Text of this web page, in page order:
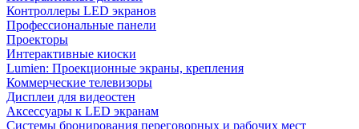
Контроллеры LED экранов
Профессиональные панели
Проекторы
Интерактивные киоски
Lumien: Проекционные экраны, крепления
Коммерческие телевизоры
Дисплеи для видеостен
Аксессуары к LED экранам
Системы бронирования переговорных и рабочих мест